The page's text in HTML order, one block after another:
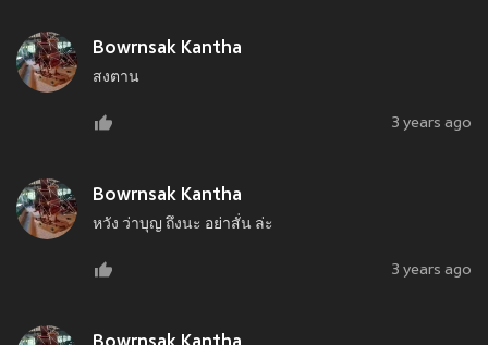
Bowrnsak Kantha
สงตาน
3 years ago
Bowrnsak Kantha
หวัง ว่าบุญ ถึงนะ อย่าสั่น ล่ะ
3 years ago